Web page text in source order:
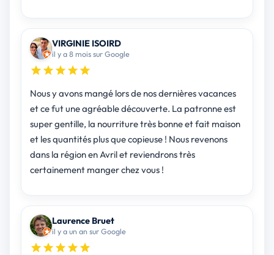
VIRGINIE ISOIRD
il y a 8 mois sur Google
Nous y avons mangé lors de nos dernières vacances
et ce fut une agréable découverte. La patronne est
super gentille, la nourriture très bonne et fait maison
et les quantités plus que copieuse ! Nous revenons
dans la région en Avril et reviendrons très
certainement manger chez vous !
Laurence Bruet
il y a un an sur Google